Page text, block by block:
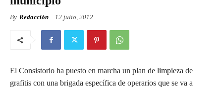
By Redacción 12 julio, 2012
El Consistorio ha puesto en marcha un plan de limpieza de
grafitis con una brigada específica de operarios que se va a